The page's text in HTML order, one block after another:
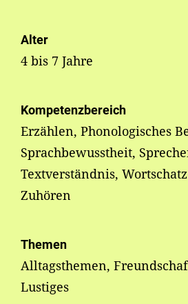
Alter
4 bis 7 Jahre
Kompetenzbereich
Erzählen, Phonologisches
Sprachbewusstheit,
Textverständnis,
Zuhören
Themen
Alltagsthemen,
Lustiges